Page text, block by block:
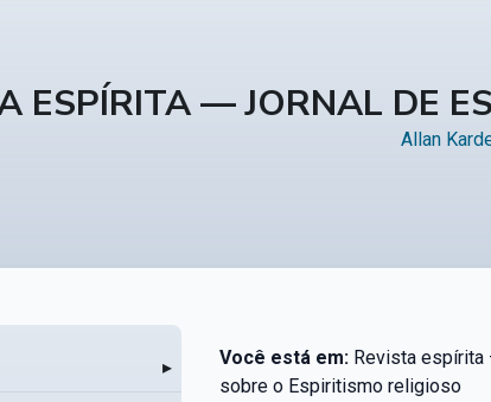
ESPÍRITA — JORNAL DE
Allan
▸ Você está em:Revista espírita
sobre o Espiritismo religioso